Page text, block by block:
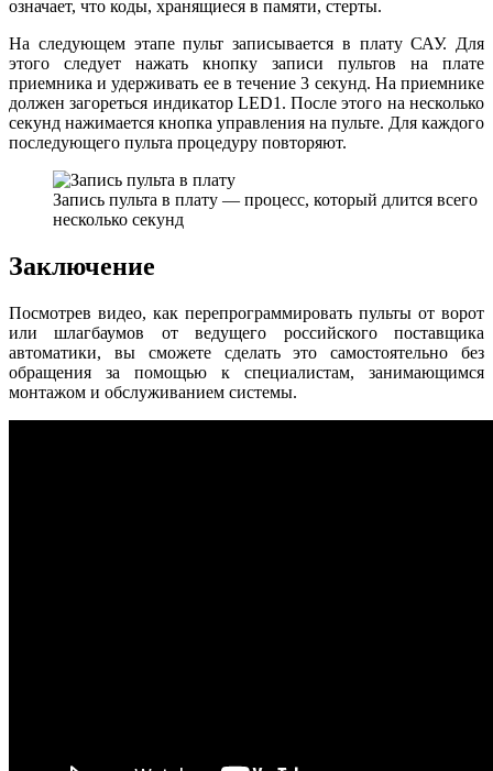
означает, что коды, хранящиеся в памяти, стерты.
На следующем этапе пульт записывается в плату САУ. Для
этого следует нажать кнопку записи пультов на плате
приемника и удерживать ее в течение 3 секунд. На приемнике
должен загореться индикатор LED1. После этого на несколько
секунд нажимается кнопка управления на пульте. Для каждого
последующего пульта процедуру повторяют.
Запись пульта в плату — процесс, который длится всего
несколько секунд
Заключение
Посмотрев видео, как перепрограммировать пульты от ворот
или шлагбаумов от ведущего российского поставщика
автоматики, вы сможете сделать это самостоятельно без
обращения за помощью к специалистам, занимающимся
монтажом и обслуживанием системы.